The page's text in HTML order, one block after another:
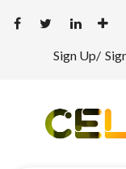
Sign Up/